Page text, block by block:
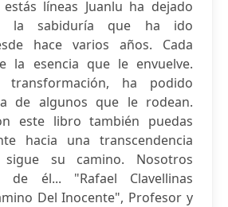
líneas Juanlu ha dejado
la sabiduría que ha ido
hace varios años. Cada
la esencia que le envuelve.
ha podido
de algunos que le rodean.
este libro también puedas
hacia una transcendencia
sigue su camino. Nosotros
de él... "Rafael Clavellinas
Del Inocente", Profesor y